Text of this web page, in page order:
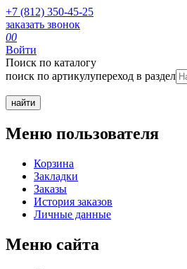
+7 (812) 350-45-25
заказать звонок
00
Войти
Поиск по каталогу
поиск по артикулупереход в раздел
Меню пользователя
Корзина
Закладки
Заказы
История заказов
Личные данные
Меню сайта